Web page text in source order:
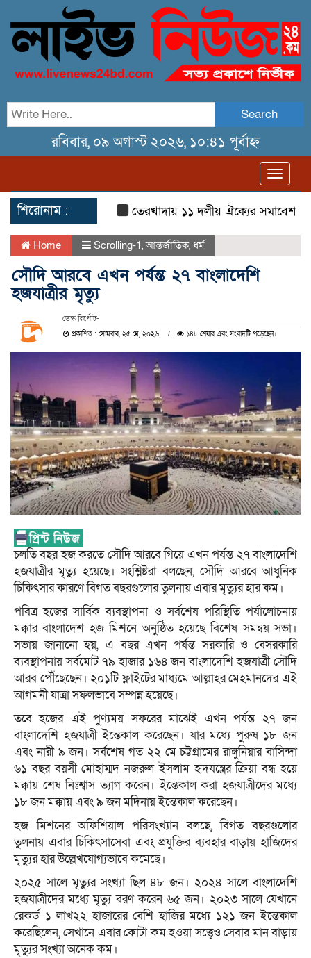
Search
রবিবার, ০৯ অগাস্ট ২০২৬, ১০:৪১ পূর্বাহ্ন
শিরোনাম : তেরখাদায় ১১ দলীয় ঐক্যের সমাবেশ ও গণ
Home Scrolling-1,আন্তর্জাতিক, ধর্ম
সৌদি আরবে এখন পর্যন্ত ২৭ বাংলাদেশি
হজযাত্রীর মৃত্যু
ডেস্ক রির্পোট-
প্রকাশিত : সোমবার, ২৫ মে, ২০২৬ ১৪৮ শেয়ার এবং সংবাদটি পড়েছেন।
চলতি বছর হজ করতে সৌদি আরবে গিয়ে এখন পর্যন্ত ২৭ বাংলাদেশি
হজযাত্রীর মৃত্যু হয়েছে। সংশ্লিষ্টরা বলছেন, সৌদি আরবে আধুনিক
চিকিৎসার কারণে বিগত বছরগুলোর তুলনায় এবার মৃত্যুর হার কম।
পবিত্র হজের সার্বিক ব্যবস্থাপনা ও সর্বশেষ পরিস্থিতি পর্যালোচনায়
মক্কার বাংলাদেশ হজ মিশনে অনুষ্ঠিত হয়েছে বিশেষ সমন্বয় সভা।
সভায় জানানো হয়, এ বছর এখন পর্যন্ত সরকারি ও বেসরকারি
ব্যবস্থাপনায় সর্বমোট ৭৯ হাজার ১৬৪ জন বাংলাদেশি হজযাত্রী সৌদি
আরব পৌঁছেছেন। ২০১টি ফ্লাইটের মাধ্যমে আল্লাহর মেহমানদের এই
আগমনী যাত্রা সফলভাবে সম্পন্ন হয়েছে।
তবে হজের এই পুণ্যময় সফরের মাঝেই এখন পর্যন্ত ২৭ জন
বাংলাদেশি হজযাত্রী ইন্তেকাল করেছেন। যার মধ্যে পুরুষ ১৮ জন
এবং নারী ৯ জন। সর্বশেষ গত ২২ মে চট্টগ্রামের রাঙ্গুনিয়ার বাসিন্দা
৬১ বছর বয়সী মোহাম্মদ নজরুল ইসলাম হৃদযন্ত্রের ক্রিয়া বন্ধ হয়ে
মক্কায় শেষ নিঃশ্বাস ত্যাগ করেন। ইন্তেকাল করা হজযাত্রীদের মধ্যে
১৮ জন মক্কায় এবং ৯ জন মদিনায় ইন্তেকাল করেছেন।
হজ মিশনের অফিশিয়াল পরিসংখ্যান বলছে, বিগত বছরগুলোর
তুলনায় এবার চিকিৎসাসেবা এবং প্রযুক্তির ব্যবহার বাড়ায় হাজিদের
মৃত্যুর হার উল্লেখযোগ্যভাবে কমেছে।
২০২৫ সালে মৃত্যুর সংখ্যা ছিল ৪৮ জন। ২০২৪ সালে বাংলাদেশি
হজযাত্রীদের মধ্যে মৃত্যু বরণ করেন ৬৫ জন। ২০২৩ সালে যেখানে
রেকর্ড ১ লাখ২২ হাজারের বেশি হাজির মধ্যে ১২১ জন ইন্তেকাল
করেছিলেন, সেখানে এবার কোটা কম হওয়া সত্ত্বেও সেবার মান বাড়ায়
মৃত্যুর সংখ্যা অনেক কম।